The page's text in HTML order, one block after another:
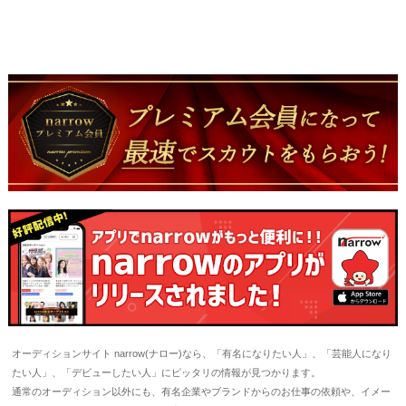
オーディションサイト narrow(ナロー)なら、「有名になりたい人」、「芸能人になり
たい人」、「デビューしたい人」にピッタリの情報が見つかります。
通常のオーディション以外にも、有名企業やブランドからのお仕事の依頼や、イメー